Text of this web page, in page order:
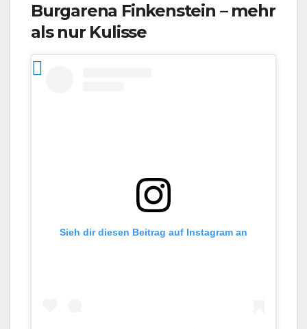
Burgarena Finkenstein – mehr
als nur Kulisse
Sieh dir diesen Beitrag auf Instagram an